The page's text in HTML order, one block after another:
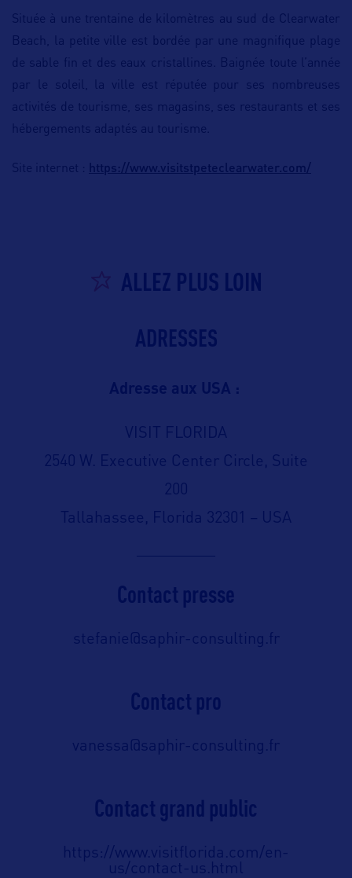
Située à une trentaine de kilomètres au sud de Clearwater
Beach, la petite ville est bordée par une magnifique plage
de sable fin et des eaux cristallines. Baignée toute l’année
par le soleil, la ville est réputée pour ses nombreuses
activités de tourisme, ses magasins, ses restaurants et ses
hébergements adaptés au tourisme.
Site internet : https://www.visitstpeteclearwater.com/
ALLEZ PLUS LOIN
ADRESSES
Adresse aux USA :
VISIT FLORIDA
2540 W. Executive Center Circle, Suite
200
Tallahassee, Florida 32301 – USA
Contact presse
stefanie@saphir-consulting.fr
Contact pro
vanessa@saphir-consulting.fr
Contact grand public
https://www.visitflorida.com/en-
us/contact-us.html